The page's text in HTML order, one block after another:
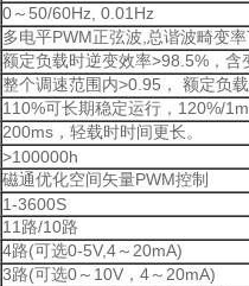
0～50/60Hz, 0.01Hz
多电平PWM正弦波,总谐波畸变
额定负载时逆变效率>98.5%，含
整个调速范围内>0.95， 额定负
110%可长期稳定运行，120%/
200ms，轻载时时间更长。
>100000h
磁通优化空间矢量PWM控制
1-3600S
11路/10路
4路(可选0-5V,4～20mA)
3路(可选0～10V，4～20mA)